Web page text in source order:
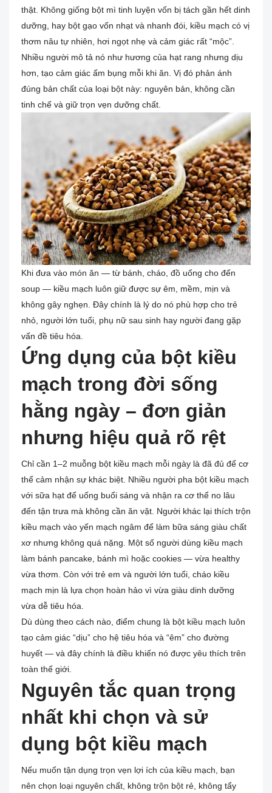
thật. Không giống bột mì tinh luyện vốn bị tách gần hết dinh
dưỡng, hay bột gạo vốn nhạt và nhanh đói, kiều mạch có vị
thơm nâu tự nhiên, hơi ngọt nhẹ và cảm giác rất “mộc”.
Nhiều người mô tả nó như hương của hạt rang nhưng dịu
hơn, tạo cảm giác ấm bụng mỗi khi ăn. Vị đó phản ánh
đúng bản chất của loại bột này: nguyên bản, không cần
tinh chế và giữ trọn vẹn dưỡng chất.
Khi đưa vào món ăn — từ bánh, cháo, đồ uống cho đến
soup — kiều mạch luôn giữ được sự êm, mềm, mịn và
không gây nghẹn. Đây chính là lý do nó phù hợp cho trẻ
nhỏ, người lớn tuổi, phụ nữ sau sinh hay người đang gặp
vấn đề tiêu hóa.
Ứng dụng của bột kiều
mạch trong đời sống
hằng ngày – đơn giản
nhưng hiệu quả rõ rệt
Chỉ cần 1–2 muỗng bột kiều mạch mỗi ngày là đã đủ để cơ
thể cảm nhận sự khác biệt. Nhiều người pha bột kiều mạch
với sữa hạt để uống buổi sáng và nhận ra cơ thể no lâu
đến tận trưa mà không cần ăn vặt. Người khác lại thích trộn
kiều mạch vào yến mạch ngâm để làm bữa sáng giàu chất
xơ nhưng không quá nặng. Một số người dùng kiều mạch
làm bánh pancake, bánh mì hoặc cookies — vừa healthy
vừa thơm. Còn với trẻ em và người lớn tuổi, cháo kiều
mạch mịn là lựa chọn hoàn hảo vì vừa giàu dinh dưỡng
vừa dễ tiêu hóa.
Dù dùng theo cách nào, điểm chung là bột kiều mạch luôn
tạo cảm giác “dịu” cho hệ tiêu hóa và “êm” cho đường
huyết — và đây chính là điều khiến nó được yêu thích trên
toàn thế giới.
Nguyên tắc quan trọng
nhất khi chọn và sử
dụng bột kiều mạch
Nếu muốn tận dụng trọn vẹn lợi ích của kiều mạch, bạn
nên chọn loại nguyên chất, không trộn bột rẻ, không tẩy